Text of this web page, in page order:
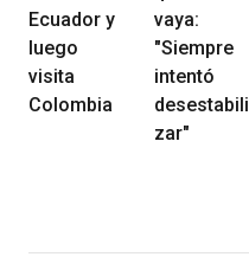
Ecuador y
luego
visita
Colombia
vaya:
"Siempre
intentó
desestabili
zar"